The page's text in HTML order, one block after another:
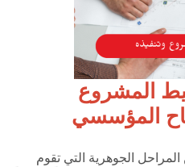
المشروع
المؤسسي
الجوهرية التي تقوم